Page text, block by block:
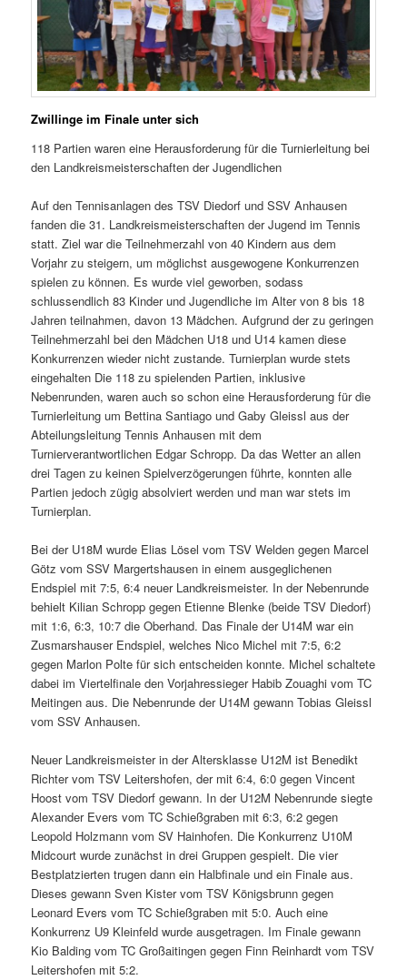
Zwillinge im Finale unter sich
118 Partien waren eine Herausforderung für die Turnierleitung bei
den Landkreismeisterschaften der Jugendlichen
Auf den Tennisanlagen des TSV Diedorf und SSV Anhausen
fanden die 31. Landkreismeisterschaften der Jugend im Tennis
statt. Ziel war die Teilnehmerzahl von 40 Kindern aus dem
Vorjahr zu steigern, um möglichst ausgewogene Konkurrenzen
spielen zu können. Es wurde viel geworben, sodass
schlussendlich 83 Kinder und Jugendliche im Alter von 8 bis 18
Jahren teilnahmen, davon 13 Mädchen. Aufgrund der zu geringen
Teilnehmerzahl bei den Mädchen U18 und U14 kamen diese
Konkurrenzen wieder nicht zustande. Turnierplan wurde stets
eingehalten Die 118 zu spielenden Partien, inklusive
Nebenrunden, waren auch so schon eine Herausforderung für die
Turnierleitung um Bettina Santiago und Gaby Gleissl aus der
Abteilungsleitung Tennis Anhausen mit dem
Turnierverantwortlichen Edgar Schropp. Da das Wetter an allen
drei Tagen zu keinen Spielverzögerungen führte, konnten alle
Partien jedoch zügig absolviert werden und man war stets im
Turnierplan.
Bei der U18M wurde Elias Lösel vom TSV Welden gegen Marcel
Götz vom SSV Margertshausen in einem ausgeglichenen
Endspiel mit 7:5, 6:4 neuer Landkreismeister. In der Nebenrunde
behielt Kilian Schropp gegen Etienne Blenke (beide TSV Diedorf)
mit 1:6, 6:3, 10:7 die Oberhand. Das Finale der U14M war ein
Zusmarshauser Endspiel, welches Nico Michel mit 7:5, 6:2
gegen Marlon Polte für sich entscheiden konnte. Michel schaltete
dabei im Viertelfinale den Vorjahressieger Habib Zouaghi vom TC
Meitingen aus. Die Nebenrunde der U14M gewann Tobias Gleissl
vom SSV Anhausen.
Neuer Landkreismeister in der Altersklasse U12M ist Benedikt
Richter vom TSV Leitershofen, der mit 6:4, 6:0 gegen Vincent
Hoost vom TSV Diedorf gewann. In der U12M Nebenrunde siegte
Alexander Evers vom TC Schießgraben mit 6:3, 6:2 gegen
Leopold Holzmann vom SV Hainhofen. Die Konkurrenz U10M
Midcourt wurde zunächst in drei Gruppen gespielt. Die vier
Bestplatzierten trugen dann ein Halbfinale und ein Finale aus.
Dieses gewann Sven Kister vom TSV Königsbrunn gegen
Leonard Evers vom TC Schießgraben mit 5:0. Auch eine
Konkurrenz U9 Kleinfeld wurde ausgetragen. Im Finale gewann
Kio Balding vom TC Großaitingen gegen Finn Reinhardt vom TSV
Leitershofen mit 5:2.